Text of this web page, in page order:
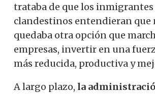
trataba de que los inmigrantes
clandestinos entendieran que
quedaba otra opción que
empresas, invertir en una
más reducida, productiva y
A largo plazo, la